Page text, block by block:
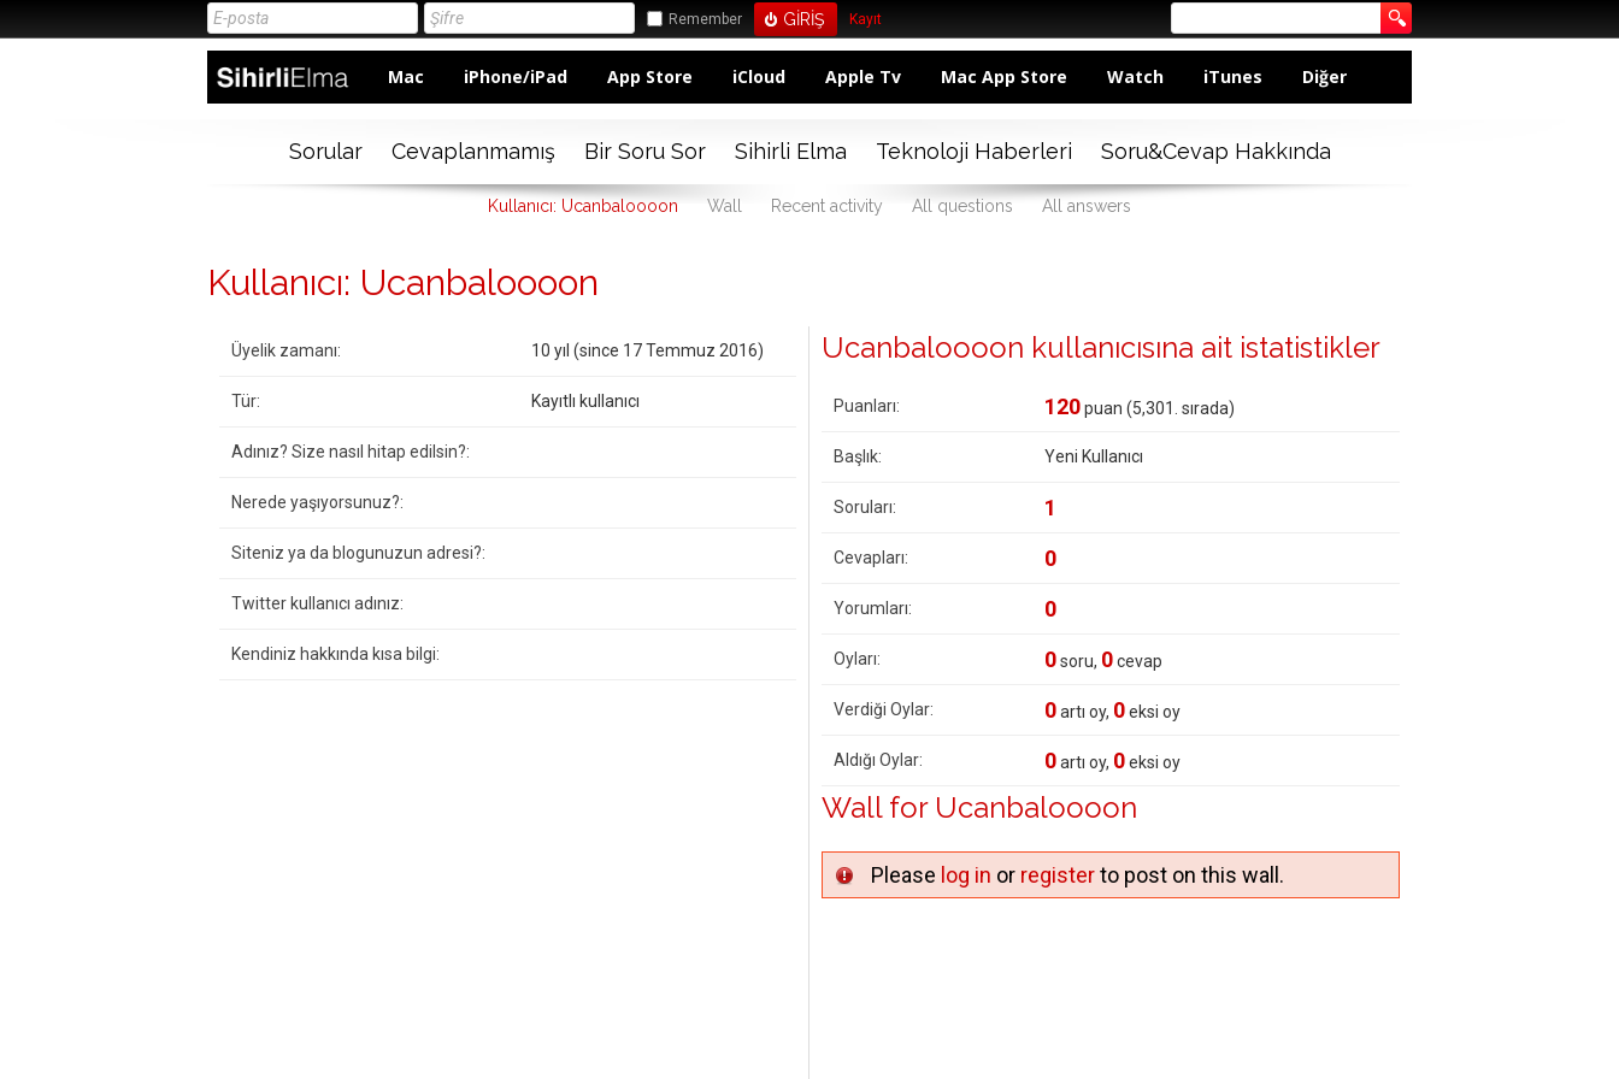
Remember Kayıt
Mac iPhone/iPad App Store iCloud Apple Tv Mac App Store Watch iTunes Diğer
Sorular Cevaplanmamış Bir Soru Sor Sihirli Elma Teknoloji Haberleri Soru&Cevap Hakkında
Kullanıcı: Ucanbaloooon Wall Recent activity All questions All answers
Kullanıcı: Ucanbaloooon
Üyelik zamanı: 10 yıl (since 17 Temmuz 2016)
Tür: Kayıtlı kullanıcı
Adınız? Size nasıl hitap edilsin?:
Nerede yaşıyorsunuz?:
Siteniz ya da blogunuzun adresi?:
Twitter kullanıcı adınız:
Kendiniz hakkında kısa bilgi:
Ucanbaloooon kullanıcısına ait istatistikler
Puanları: 120puan (5,301 . sırada)
Başlık: Yeni Kullanıcı
Soruları: 1
Cevapları: 0
Yorumları: 0
Oyları: 0soru, 0cevap
Verdiği Oylar: 0artı oy, 0eksi oy
Aldığı Oylar: 0artı oy, 0eksi oy
Wall for Ucanbaloooon
Please log in or registerto post on this wall.